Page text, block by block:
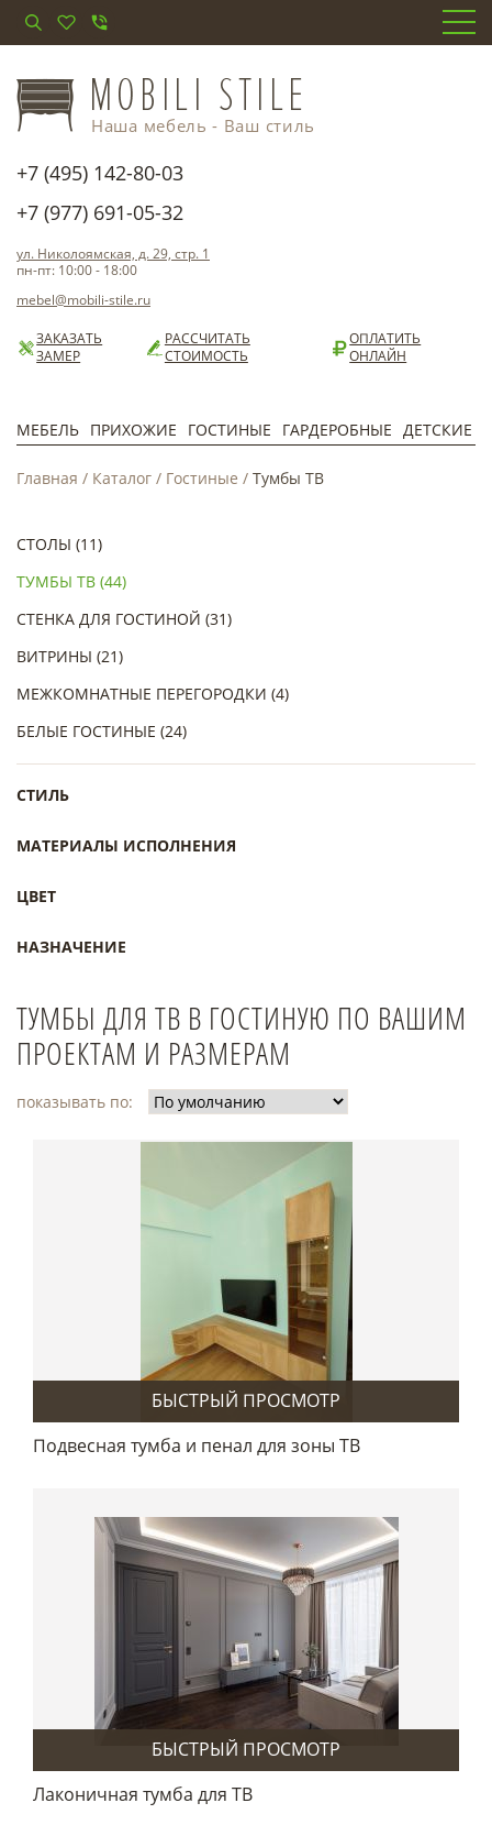
Наша мебель - Ваш стиль
+7 (495) 142-80-03
+7 (977) 691-05-32
ул. Николоямская, д. 29, стр. 1
пн-пт: 10:00 - 18:00
mebel@mobili-stile.ru
ЗАКАЗАТЬ
ЗАМЕР
РАССЧИТАТЬ
СТОИМОСТЬ
ОПЛАТИТЬ
ОНЛАЙН
МЕБЕЛЬ ПРИХОЖИЕ ГОСТИНЫЕ ГАРДЕРОБНЫЕ ДЕТСКИЕ
Главная / Каталог / Гостиные / Тумбы ТВ
СТОЛЫ (11)
ТУМБЫ ТВ (44)
СТЕНКА ДЛЯ ГОСТИНОЙ (31)
ВИТРИНЫ (21)
МЕЖКОМНАТНЫЕ ПЕРЕГОРОДКИ (4)
БЕЛЫЕ ГОСТИНЫЕ (24)
СТИЛЬ
МАТЕРИАЛЫ ИСПОЛНЕНИЯ
ЦВЕТ
НАЗНАЧЕНИЕ
ТУМБЫ ДЛЯ ТВ В ГОСТИНУЮ ПО ВАШИМ
ПРОЕКТАМ И РАЗМЕРАМ
показывать по:
БЫСТРЫЙ ПРОСМОТР
Подвесная тумба и пенал для зоны ТВ
БЫСТРЫЙ ПРОСМОТР
Лаконичная тумба для ТВ